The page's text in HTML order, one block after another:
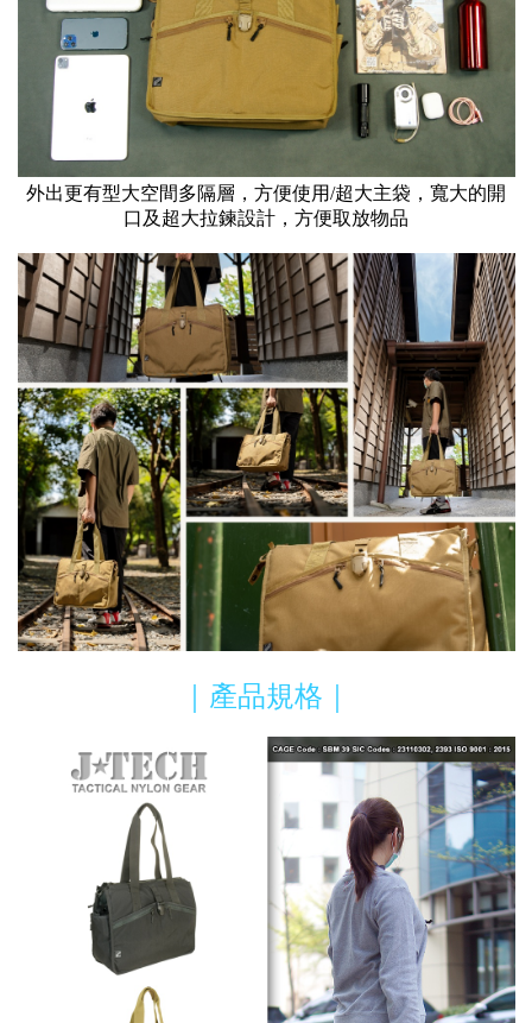
外出更有型大空間多隔層，方便使用/超大主袋，寬大的開
口及超大拉鍊設計，方便取放物品
｜產品規格｜